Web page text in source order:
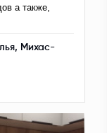
а также,
Михас-